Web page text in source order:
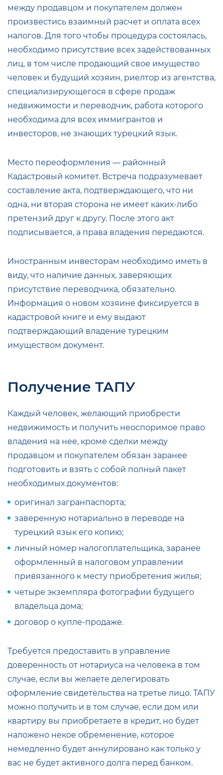
между продавцом и покупателем должен
произвестись взаимный расчет и оплата всех
налогов. Для того чтобы процедура состоялась,
необходимо присутствие всех задействованных
лиц, в том числе продающий свое имущество
человек и будущий хозяин, риелтор из агентства,
специализирующегося в сфере продаж
недвижимости и переводчик, работа которого
необходима для всех иммигрантов и
инвесторов, не знающих турецкий язык.
Место переоформления — районный
Кадастровый комитет. Встреча подразумевает
составление акта, подтверждающего, что ни
одна, ни вторая сторона не имеет каких-либо
претензий друг к другу. После этого акт
подписывается, а права владения передаются.
Иностранным инвесторам необходимо иметь в
виду, что наличие данных, заверяющих
присутствие переводчика, обязательно.
Информация о новом хозяине фиксируется в
кадастровой книге и ему выдают
подтверждающий владение турецким
имуществом документ.
Получение ТАПУ
Каждый человек, желающий приобрести
недвижимость и получить неоспоримое право
владения на нее, кроме сделки между
продавцом и покупателем обязан заранее
подготовить и взять с собой полный пакет
необходимых документов:
оригинал загранпаспорта;
заверенную нотариально в переводе на
турецкий язык его копию;
личный номер налогоплательщика, заранее
оформленный в налоговом управлении
привязанного к месту приобретения жилья;
четыре экземпляра фотографии будущего
владельца дома;
договор о купле-продаже.
Требуется предоставить в управление
доверенность от нотариуса на человека в том
случае, если вы желаете делегировать
оформление свидетельства на третье лицо. ТАПУ
можно получить и в том случае, если дом или
квартиру вы приобретаете в кредит, но будет
наложено некое обременение, которое
немедленно будет аннулировано как только у
вас не будет активного долга перед банком.